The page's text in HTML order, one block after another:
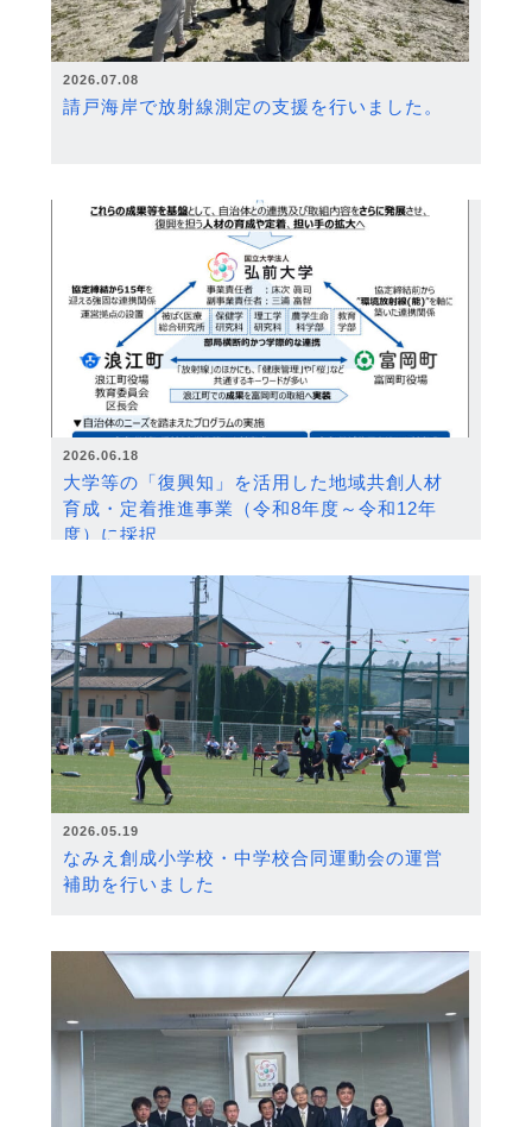
2026.07.08
請戸海岸で放射線測定の支援を行いました。
2026.06.18
大学等の「復興知」を活用した地域共創人材
育成・定着推進事業（令和8年度～令和12年
度）に採択
2026.05.19
なみえ創成小学校・中学校合同運動会の運営
補助を行いました